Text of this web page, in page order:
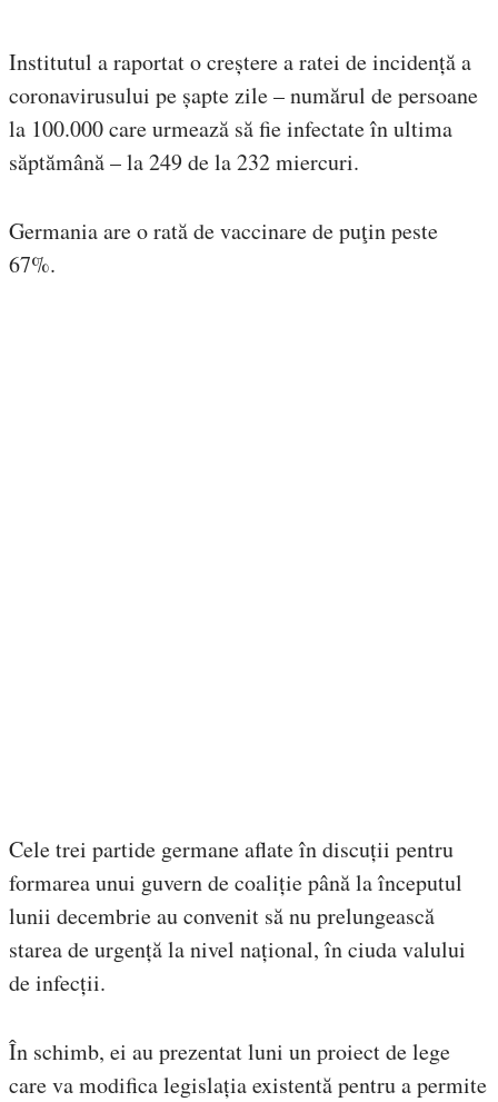
Institutul a raportat o creștere a ratei de incidență a
coronavirusului pe șapte zile – numărul de persoane
la 100.000 care urmează să fie infectate în ultima
săptămână – la 249 de la 232 miercuri.
Germania are o rată de vaccinare de puţin peste
67%.
Cele trei partide germane aflate în discuții pentru
formarea unui guvern de coaliție până la începutul
lunii decembrie au convenit să nu prelungească
starea de urgență la nivel național, în ciuda valului
de infecții.
În schimb, ei au prezentat luni un proiect de lege
care va modifica legislația existentă pentru a permite